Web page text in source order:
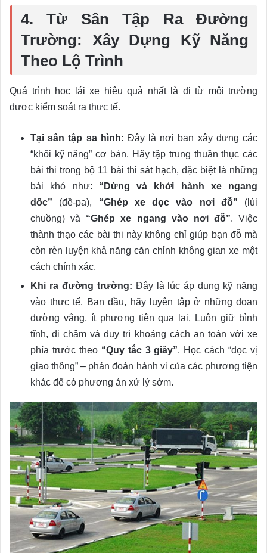
4. Từ Sân Tập Ra Đường
Trường: Xây Dựng Kỹ Năng
Theo Lộ Trình
Quá trình học lái xe hiệu quả nhất là đi từ môi trường
được kiểm soát ra thực tế.
Tại sân tập sa hình: Đây là nơi bạn xây dựng các
“khối kỹ năng” cơ bản. Hãy tập trung thuần thục các
bài thi trong bộ 11 bài thi sát hạch, đặc biệt là những
bài khó như: “Dừng và khởi hành xe ngang
dốc” (đề-pa), “Ghép xe dọc vào nơi đỗ” (lùi
chuồng) và “Ghép xe ngang vào nơi đỗ”. Việc
thành thạo các bài thi này không chỉ giúp bạn đỗ mà
còn rèn luyện khả năng căn chỉnh không gian xe một
cách chính xác.
Khi ra đường trường: Đây là lúc áp dụng kỹ năng
vào thực tế. Ban đầu, hãy luyện tập ở những đoạn
đường vắng, ít phương tiện qua lại. Luôn giữ bình
tĩnh, đi chậm và duy trì khoảng cách an toàn với xe
phía trước theo “Quy tắc 3 giây”. Học cách “đọc vị
giao thông” – phán đoán hành vi của các phương tiện
khác để có phương án xử lý sớm.